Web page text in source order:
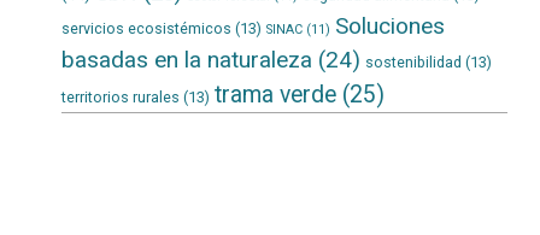
servicios ecosistémicos (13) SINAC(11) Soluciones
basadas en la naturaleza (24) sostenibilidad (13)
territorios rurales (13) trama verde(25)